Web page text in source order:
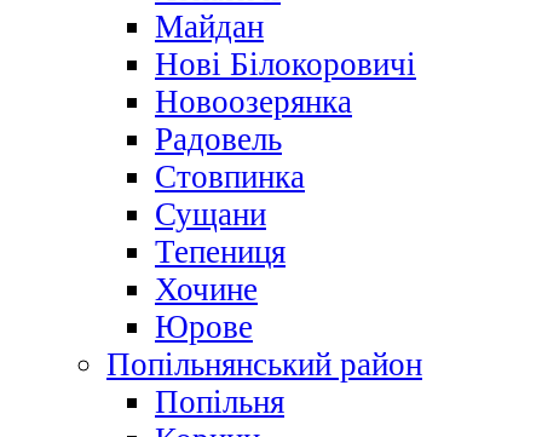
Майдан
Нові Білокоровичі
Новоозерянка
Радовель
Стовпинка
Сущани
Тепениця
Хочине
Юрове
Попільнянський район
Попільня